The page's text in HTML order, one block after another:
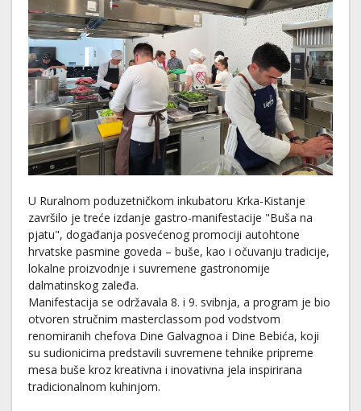
U Ruralnom poduzetničkom inkubatoru Krka-Kistanje
završilo je treće izdanje gastro-manifestacije "Buša na
pjatu", događanja posvećenog promociji autohtone
hrvatske pasmine goveda – buše, kao i očuvanju tradicije,
lokalne proizvodnje i suvremene gastronomije
dalmatinskog zaleđa.
Manifestacija se održavala 8. i 9. svibnja, a program je bio
otvoren stručnim masterclassom pod vodstvom
renomiranih chefova Dine Galvagnoa i Dine Bebića, koji
su sudionicima predstavili suvremene tehnike pripreme
mesa buše kroz kreativna i inovativna jela inspirirana
tradicionalnom kuhinjom.